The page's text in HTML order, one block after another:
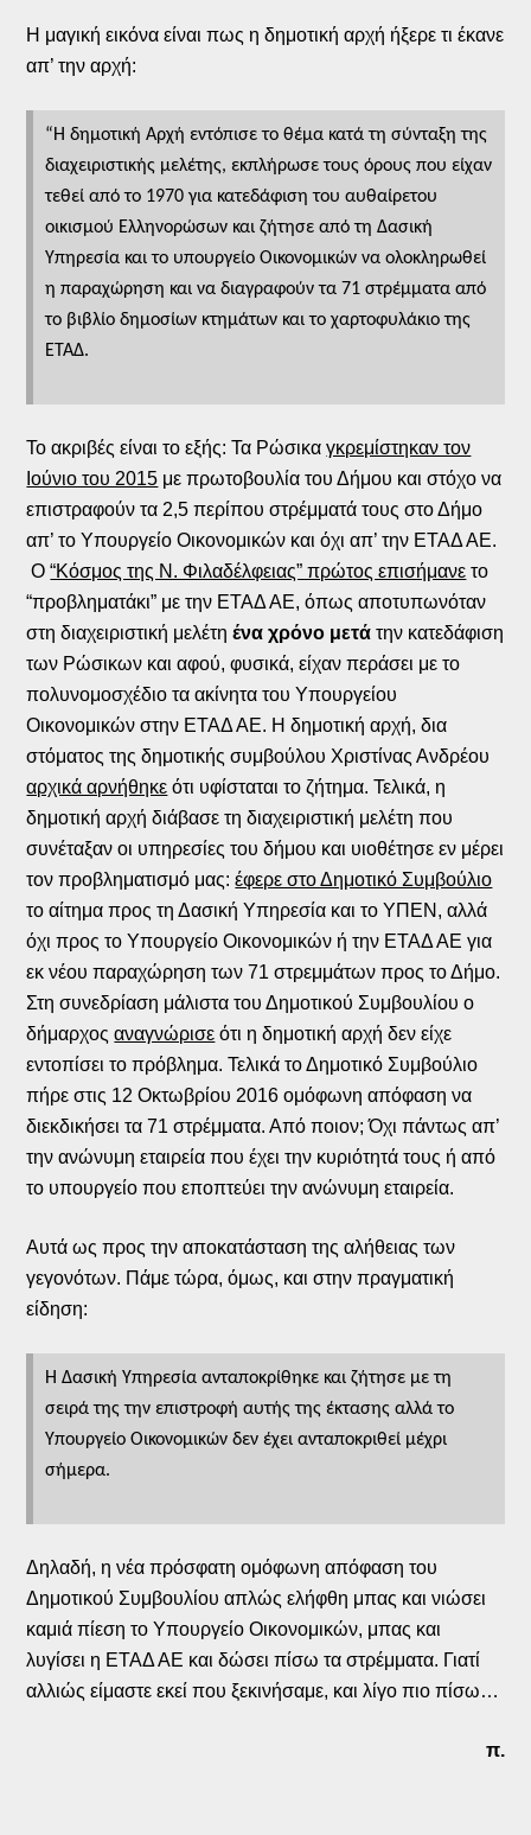
Η μαγική εικόνα είναι πως η δημοτική αρχή ήξερε τι έκανε
απ’ την αρχή:
“Η δημοτική Αρχή εντόπισε το θέμα κατά τη σύνταξη της
διαχειριστικής μελέτης, εκπλήρωσε τους όρους που είχαν
τεθεί από το 1970 για κατεδάφιση του αυθαίρετου
οικισμού Ελληνορώσων και ζήτησε από τη Δασική
Υπηρεσία και το υπουργείο Οικονομικών να ολοκληρωθεί
η παραχώρηση και να διαγραφούν τα 71 στρέμματα από
το βιβλίο δημοσίων κτημάτων και το χαρτοφυλάκιο της
ΕΤΑΔ.
Το ακριβές είναι το εξής: Τα Ρώσικαγκρεμίστηκαν τον
Ιούνιο του 2015 με πρωτοβουλία του Δήμου και στόχο να
επιστραφούν τα 2,5 περίπου στρέμματά τους στο Δήμο
απ’ το Υπουργείο Οικονομικών και όχι απ’ την ΕΤΑΔ ΑΕ.
Ο“Κόσμος της Ν. Φιλαδέλφειας” πρώτος επισήμανε το
“προβληματάκι” με την ΕΤΑΔ ΑΕ, όπως αποτυπωνόταν
στη διαχειριστική μελέτηένα χρόνο μετά την κατεδάφιση
των Ρώσικων και αφού, φυσικά, είχαν περάσει με το
πολυνομοσχέδιο τα ακίνητα του Υπουργείου
Οικονομικών στην ΕΤΑΔ ΑΕ. Η δημοτική αρχή, δια
στόματος της δημοτικής συμβούλου Χριστίνας Ανδρέου
αρχικά αρνήθηκε ότι υφίσταται το ζήτημα. Τελικά, η
δημοτική αρχή διάβασε τη διαχειριστική μελέτη που
συνέταξαν οι υπηρεσίες του δήμου και υιοθέτησε εν μέρει
τον προβληματισμό μας:έφερε στο Δημοτικό Συμβούλιο
το αίτημα προς τη Δασική Υπηρεσία και το ΥΠΕΝ, αλλά
όχι προς το Υπουργείο Οικονομικών ή την ΕΤΑΔ ΑΕ για
εκ νέου παραχώρηση των 71 στρεμμάτων προς το Δήμο.
Στη συνεδρίαση μάλιστα του Δημοτικού Συμβουλίου ο
δήμαρχοςαναγνώρισε ότι η δημοτική αρχή δεν είχε
εντοπίσει το πρόβλημα. Τελικά το Δημοτικό Συμβούλιο
πήρε στις 12 Οκτωβρίου 2016 ομόφωνη απόφαση να
διεκδικήσει τα 71 στρέμματα. Από ποιον; Όχι πάντως απ’
την ανώνυμη εταιρεία που έχει την κυριότητά τους ή από
το υπουργείο που εποπτεύει την ανώνυμη εταιρεία.
Αυτά ως προς την αποκατάσταση της αλήθειας των
γεγονότων. Πάμε τώρα, όμως, και στην πραγματική
είδηση:
Η Δασική Υπηρεσία ανταποκρίθηκε και ζήτησε με τη
σειρά της την επιστροφή αυτής της έκτασης αλλά το
Υπουργείο Οικονομικών δεν έχει ανταποκριθεί μέχρι
σήμερα.
Δηλαδή, η νέα πρόσφατη ομόφωνη απόφαση του
Δημοτικού Συμβουλίου απλώς ελήφθη μπας και νιώσει
καμιά πίεση το Υπουργείο Οικονομικών, μπας και
λυγίσει η ΕΤΑΔ ΑΕ και δώσει πίσω τα στρέμματα. Γιατί
αλλιώς είμαστε εκεί που ξεκινήσαμε, και λίγο πιο πίσω…
π.